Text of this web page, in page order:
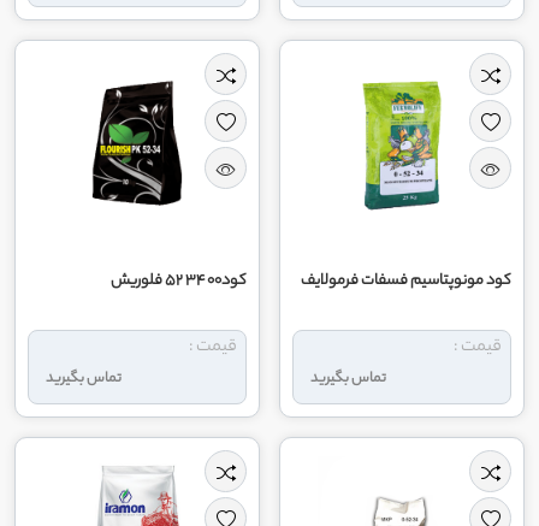
کود مونوپتاسیم فسفات فرمولایف
تماس بگیرید
قیمت :
کود00 34 52 فلوریش
تماس بگیرید
قیمت :